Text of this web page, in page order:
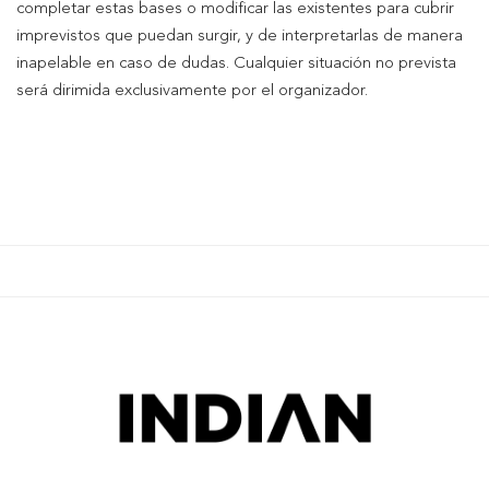
completar estas bases o modificar las existentes para cubrir
imprevistos que puedan surgir, y de interpretarlas de manera
inapelable en caso de dudas. Cualquier situación no prevista
será dirimida exclusivamente por el organizador.